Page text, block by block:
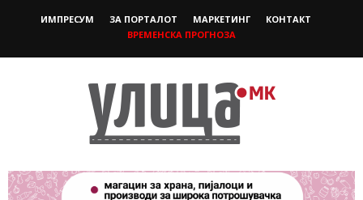
ИМПРЕСУМ ЗА ПОРТАЛОТ МАРКЕТИНГ
КОНТАКТ
ВРЕМЕНСКА ПРОГНОЗА